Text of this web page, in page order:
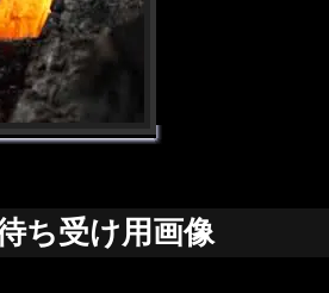
ち受け用画像